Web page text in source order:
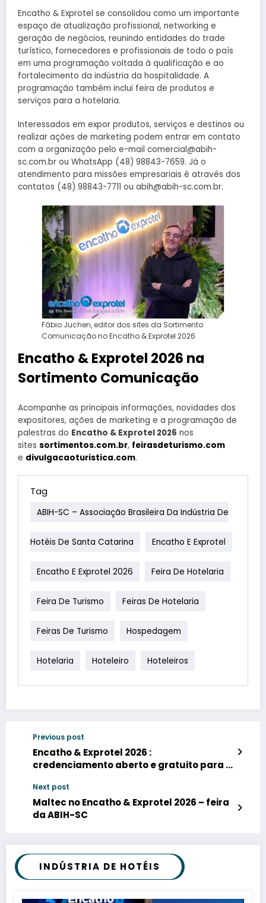
Encatho & Exprotel se consolidou como um importante
espaço de atualização profissional, networking e
geração de negócios, reunindo entidades do trade
turístico, fornecedores e profissionais de todo o país
em uma programação voltada à qualificação e ao
fortalecimento da indústria da hospitalidade. A
programação também inclui feira de produtos e
serviços para a hotelaria.
Interessados em expor produtos, serviços e destinos ou
realizar ações de marketing podem entrar em contato
com a organização pelo e-mail comercial@abih-
sc.com.br ou WhatsApp (48) 98843-7659. Já o
atendimento para missões empresariais é através dos
contatos (48) 98843-7711 ou abih@abih-sc.com.br.
Fábio Juchen, editor dos sites da Sortimento
Comunicação no Encatho & Exprotel 2026
Encatho & Exprotel 2026 na
Sortimento Comunicação
Acompanhe as principais informações, novidades dos
expositores, ações de marketing e a programação de
palestras do Encatho & Exprotel 2026 nos
sites sortimentos.com.br, feirasdeturismo.com
e divulgacaoturistica.com.
Tag
ABIH-SC – Associação Brasileira Da Indústria De
Hotéis De Santa Catarina Encatho E Exprotel
Encatho E Exprotel 2026 Feira De Hotelaria
Feira De Turismo Feiras De Hotelaria
Feiras De Turismo Hospedagem
Hotelaria Hoteleiro Hoteleiros
Previous post
Encatho & Exprotel 2026 :
credenciamento aberto e gratuito para o
Next post
Maltec no Encatho & Exprotel 2026 – feira
da ABIH-SC
INDÚSTRIA DE HOTÉIS